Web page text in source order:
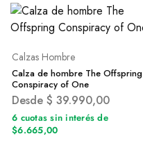
Calzas Hombre
Calza de hombre The Offspring
Conspiracy of One
Desde $ 39.990,00
6 cuotas sin interés de
$6.665,00